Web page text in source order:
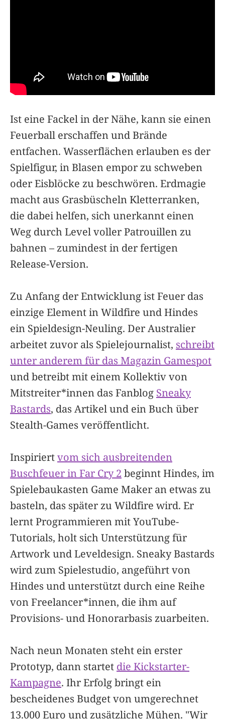
Ist eine Fackel in der Nähe, kann sie einen
Feuerball erschaffen und Brände
entfachen. Wasserflächen erlauben es der
Spielfigur, in Blasen empor zu schweben
oder Eisblöcke zu beschwören. Erdmagie
macht aus Grasbüscheln Kletterranken,
die dabei helfen, sich unerkannt einen
Weg durch Level voller Patrouillen zu
bahnen – zumindest in der fertigen
Release-Version.
Zu Anfang der Entwicklung ist Feuer das
einzige Element in Wildfire und Hindes
ein Spieldesign-Neuling. Der Australier
arbeitet zuvor als Spielejournalist, schreibt
unter anderem für das Magazin Gamespot
und betreibt mit einem Kollektiv von
Mitstreiter*innen das Fanblog Sneaky
Bastards, das Artikel und ein Buch über
Stealth-Games veröffentlicht.
Inspiriertvom sich ausbreitenden
Buschfeuer in Far Cry 2 beginnt Hindes, im
Spielebaukasten Game Maker an etwas zu
basteln, das später zu Wildfire wird. Er
lernt Programmieren mit YouTube-
Tutorials, holt sich Unterstützung für
Artwork und Leveldesign. Sneaky Bastards
wird zum Spielestudio, angeführt von
Hindes und unterstützt durch eine Reihe
von Freelancer*innen, die ihm auf
Provisions- und Honorarbasis zuarbeiten.
Nach neun Monaten steht ein erster
Prototyp, dann startet die Kickstarter-
Kampagne. Ihr Erfolg bringt ein
bescheidenes Budget von umgerechnet
13.000 Euro und zusätzliche Mühen. "Wir